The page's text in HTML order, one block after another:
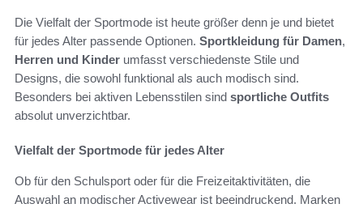
Die Vielfalt der Sportmode ist heute größer denn je und bietet
für jedes Alter passende Optionen. Sportkleidung für Damen,
Herren und Kinder umfasst verschiedenste Stile und
Designs, die sowohl funktional als auch modisch sind.
Besonders bei aktiven Lebensstilen sind sportliche Outfits
absolut unverzichtbar.
Vielfalt der Sportmode für jedes Alter
Ob für den Schulsport oder für die Freizeitaktivitäten, die
Auswahl an modischer Activewear ist beeindruckend. Marken